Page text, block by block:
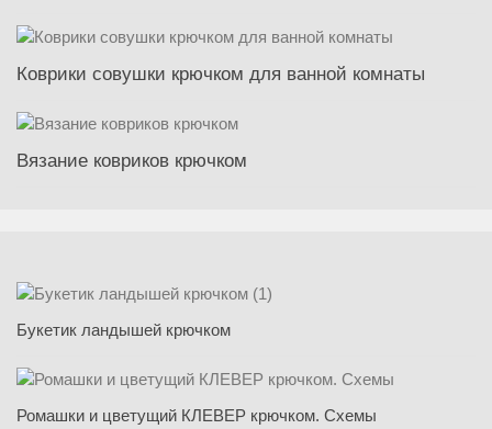
Коврики совушки крючком для ванной комнаты
Вязание ковриков крючком
Букетик ландышей крючком
Ромашки и цветущий КЛЕВЕР крючком. Схемы